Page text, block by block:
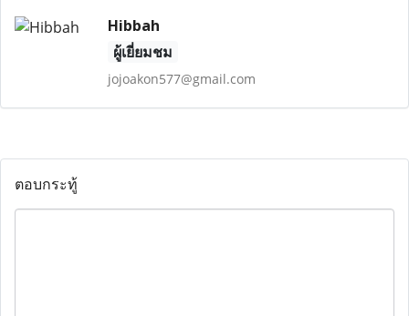
Hibbah
ผู้เยี่ยมชม
jojoakon577@gmail.com
ตอบกระทู้